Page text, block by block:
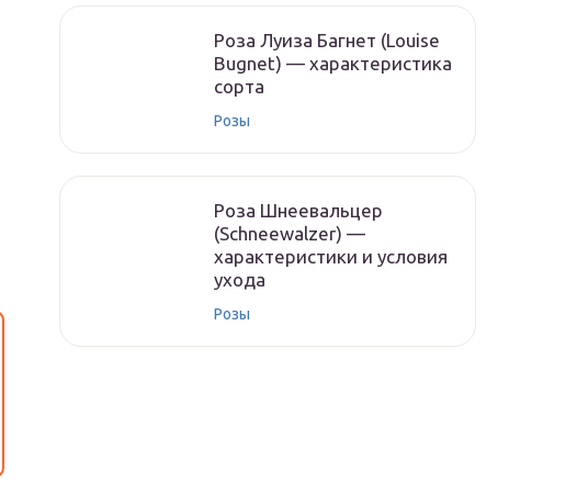
Роза Луиза Багнет (Louise
Bugnet) — характеристика
сорта
Розы
Роза Шнеевальцер
(Schneewalzer) —
характеристики и условия
ухода
Розы